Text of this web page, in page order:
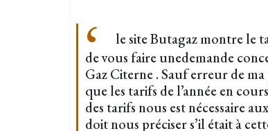
le site Butagaz montre le
de vous faire unedemande
Gaz Citerne . Sauf erreur de
que les tarifs de l’année en
des tarifs nous est nécessaire
doit nous préciser s’il était à